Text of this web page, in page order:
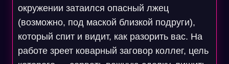
окружении затаился опасный лжец
(возможно, под маской близкой подруги),
который спит и видит, как разорить вас. На
работе зреет коварный заговор коллег, цель